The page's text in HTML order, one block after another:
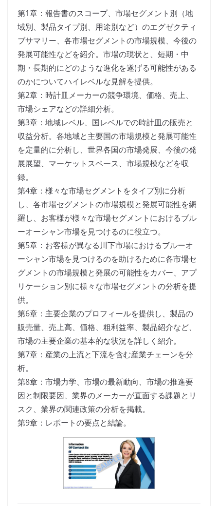
第1章：報告書のスコープ、市場セグメント別（地
域別、製品タイプ別、用途別など）のエグゼクティ
ブサマリー、各市場セグメントの市場規模、今後の
発展可能性などを紹介。市場の現状と、短期・中
期・長期的にどのような進化を遂げる可能性がある
のかについてハイレベルな見解を提供。
第2章：時計皿メーカーの競争環境、価格、売上、
市場シェアなどの詳細分析。
第3章：地域レベル、国レベルでの時計皿の販売と
収益分析。各地域と主要国の市場規模と発展可能性
を定量的に分析し、世界各国の市場発展、今後の発
展展望、マーケットスペース、市場規模などを収
録。
第4章：様々な市場セグメントをタイプ別に分析
し、各市場セグメントの市場規模と発展可能性を網
羅し、お客様が様々な市場セグメントにおけるブル
ーオーシャン市場を見つけるのに役立つ。
第5章：お客様が異なる川下市場におけるブルーオ
ーシャン市場を見つけるのを助けるために各市場セ
グメントの市場規模と発展の可能性をカバー、アプ
リケーション別に様々な市場セグメントの分析を提
供。
第6章：主要企業のプロフィールを提供し、製品の
販売量、売上高、価格、粗利益率、製品紹介など、
市場の主要企業の基本的な状況を詳しく紹介。
第7章：産業の上流と下流を含む産業チェーンを分
析。
第8章：市場力学、市場の最新動向、市場の推進要
因と制限要因、業界のメーカーが直面する課題とリ
スク、業界の関連政策の分析を掲載。
第9章：レポートの要点と結論。